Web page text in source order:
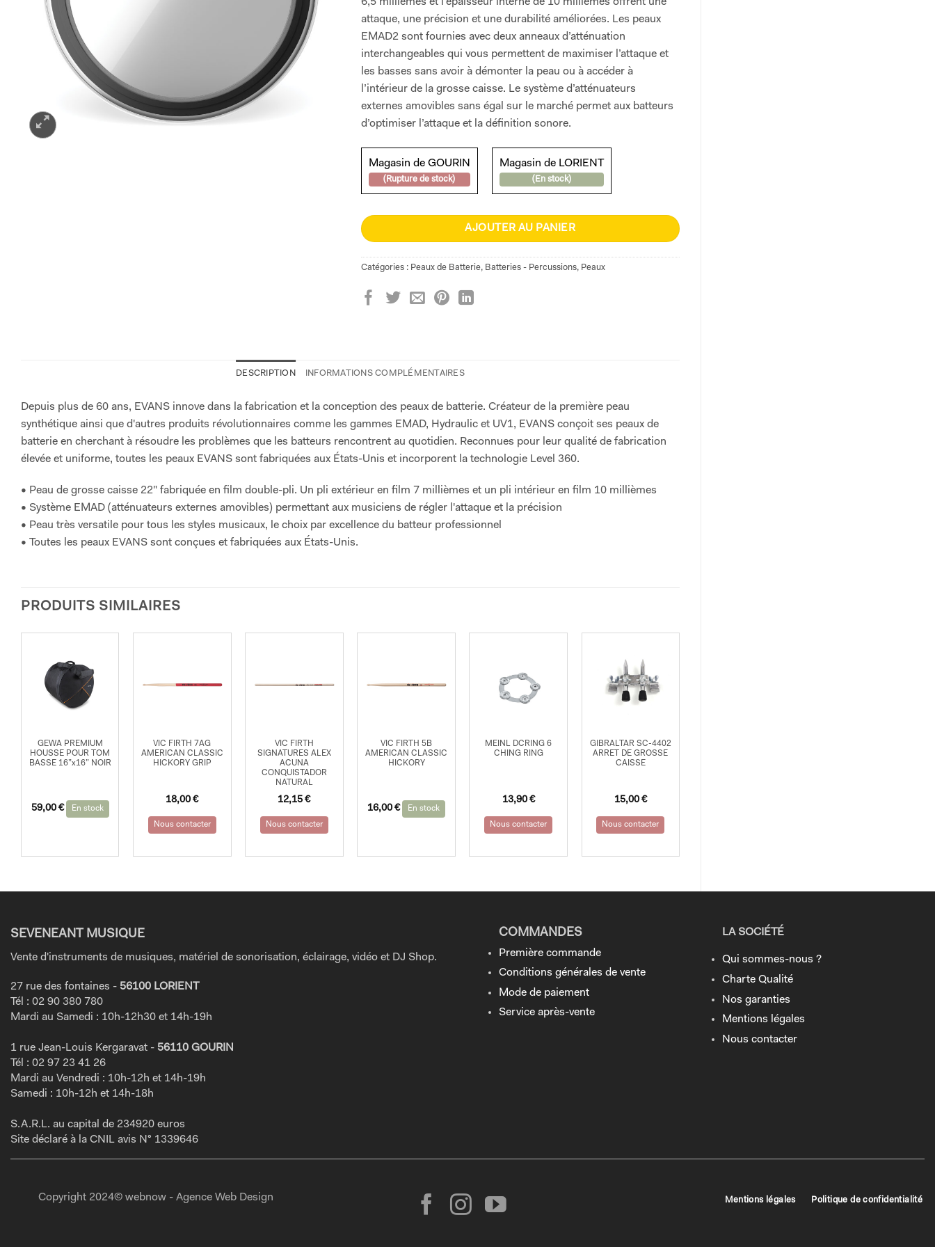
attaque, une précision et une durabilité améliorées. Les peaux
EMAD2 sont fournies avec deux anneaux d’atténuation
interchangeables qui vous permettent de maximiser l’attaque et
les basses sans avoir à démonter la peau ou à accéder à
l’intérieur de la grosse caisse. Le système d’atténuateurs
externes amovibles sans égal sur le marché permet aux batteurs
d’optimiser l’attaque et la définition sonore.
Magasin de GOURIN
(Rupture de stock)
Magasin de LORIENT
(En stock)
AJOUTER AU PANIER
Catégories : Peaux de Batterie, Batteries - Percussions, Peaux
DESCRIPTION INFORMATIONS COMPLÉMENTAIRES
Depuis plus de 60 ans, EVANS innove dans la fabrication et la conception des peaux de batterie. Créateur de la première peau
synthétique ainsi que d'autres produits révolutionnaires comme les gammes EMAD, Hydraulic et UV1, EVANS conçoit ses peaux de
batterie en cherchant à résoudre les problèmes que les batteurs rencontrent au quotidien. Reconnues pour leur qualité de fabrication
élevée et uniforme, toutes les peaux EVANS sont fabriquées aux États-Unis et incorporent la technologie Level 360.
• Peau de grosse caisse 22" fabriquée en film double-pli. Un pli extérieur en film 7 millièmes et un pli intérieur en film 10 millièmes
• Système EMAD (atténuateurs externes amovibles) permettant aux musiciens de régler l'attaque et la précision
• Peau très versatile pour tous les styles musicaux, le choix par excellence du batteur professionnel
• Toutes les peaux EVANS sont conçues et fabriquées aux États-Unis.
PRODUITS SIMILAIRES
GEWA PREMIUM
HOUSSE POUR TOM
BASSE 16”x16” NOIR
59,00 € En stock
VIC FIRTH 7AG
AMERICAN CLASSIC
HICKORY GRIP
18,00€
Nous contacter
VIC FIRTH
SIGNATURES ALEX
ACUNA
CONQUISTADOR
NATURAL
12,15€
Nous contacter
VIC FIRTH 5B
AMERICAN CLASSIC
HICKORY
16,00€ En stock
MEINL DCRING 6
CHING RING
13,90 €
Nous contacter
GIBRALTAR SC-4402
ARRET DE GROSSE
CAISSE
15,00 €
Nous contacter
SEVENEANT MUSIQUE
Vente d'instruments de musiques, matériel de sonorisation, éclairage, vidéo et DJ Shop.
27 rue des fontaines - 56100 LORIENT
Tél : 02 90 380 780
Mardi au Samedi : 10h-12h30 et 14h-19h
1 rue Jean-Louis Kergaravat - 56110 GOURIN
Tél : 02 97 23 41 26
Mardi au Vendredi : 10h-12h et 14h-19h
Samedi : 10h-12h et 14h-18h
S.A.R.L. au capital de 234920 euros
Site déclaré à la CNIL avis N° 1339646
COMMANDES
Première commande
Conditions générales de vente
Mode de paiement
Service après-vente
LA SOCIÉTÉ
Qui sommes-nous ?
Charte Qualité
Nos garanties
Mentions légales
Nous contacter
Copyright 2024© webnow - Agence Web Design Mentions légales Politique de confidentialité